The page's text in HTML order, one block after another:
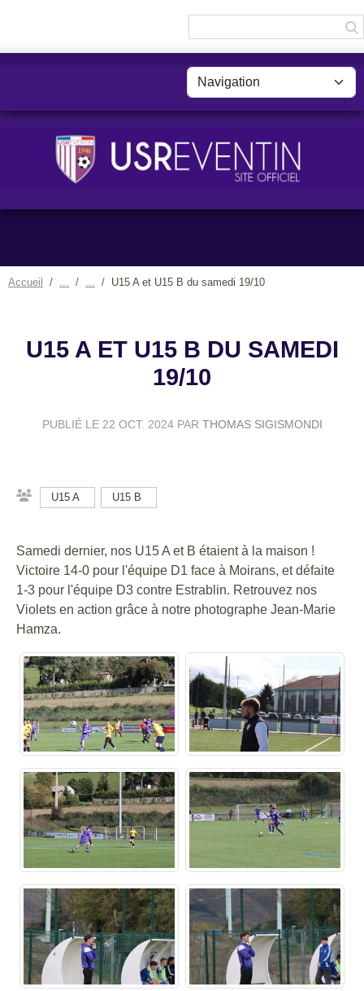
Accueil U15 A et U15 B du samedi 19/10
U15 A ET U15 B DU SAMEDI
19/10
PUBLIÉ LE 22 OCT. 2024PAR THOMAS SIGISMONDI
U15 A U15 B
Samedi dernier, nos U15 A et B étaient à la maison !
Victoire 14-0 pour l'équipe D1 face à Moirans, et défaite
1-3 pour l'équipe D3 contre Estrablin. Retrouvez nos
Violets en action grâce à notre photographe Jean-Marie
Hamza.